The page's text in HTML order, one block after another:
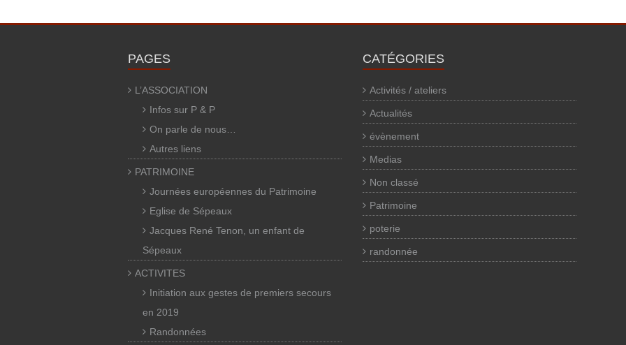
PAGES
L’ASSOCIATION
Infos sur P & P
On parle de nous…
Autres liens
PATRIMOINE
Journées européennes du Patrimoine
Eglise de Sépeaux
Jacques René Tenon, un enfant de
Sépeaux
ACTIVITES
Initiation aux gestes de premiers secours
en 2019
Randonnées
CATÉGORIES
Activités / ateliers
Actualités
évènement
Medias
Non classé
Patrimoine
poterie
randonnée